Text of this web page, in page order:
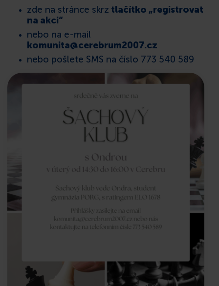
zde na stránce skrz tlačítko „registrovat
na akci“
nebo na e-mail
komunita@cerebrum2007.cz
nebo pošlete SMS na číslo 773 540 589